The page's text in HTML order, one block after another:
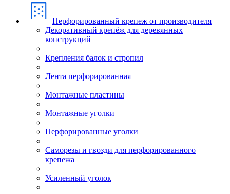
Перфорированный крепеж от производителя
Декоративный крепёж для деревянных
конструкций
Крепления балок и стропил
Лента перфорированная
Монтажные пластины
Монтажные уголки
Перфорированные уголки
Саморезы и гвозди для перфорированного
крепежа
Усиленный уголок